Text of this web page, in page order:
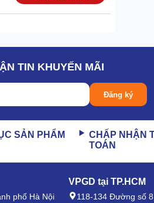
này lên phom siêu chuẩn,
kết cấu hộp.
TIN KHUYẾN MÃI
Đăng ký
SẢN PHẨM
CHẤP NHẬN
TOÁN
phố Hà Nội
VPGD tại TP.HCM
118-134 Đường số